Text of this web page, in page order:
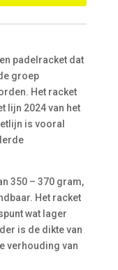
padelracket dat
groep
Het racket
lijn 2024 van het
is vooral
350 – 370 gram,
Het racket
wat lager
is de dikte van
verhouding van